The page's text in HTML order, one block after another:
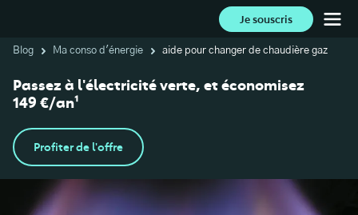
Je souscris
Blog Ma conso d'énergie aide pour changer de chaudière gaz
Passez à l'électricité verte, et économisez
149 €/an¹
Profiter de l'offre